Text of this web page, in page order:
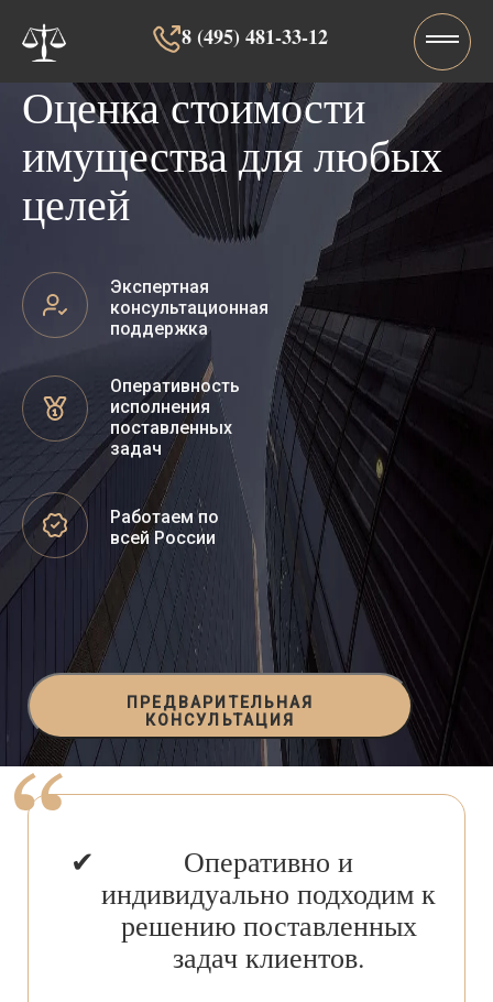
8 (495) 481-33-12‬‬
Оценка стоимости
имущества для любых
целей
Экспертная
консультационная
поддержка
Оперативность
исполнения
поставленных
задач
Работаем по
всей России
ПРЕДВАРИТЕЛЬНАЯ
КОНСУЛЬТАЦИЯ
Оперативно и
индивидуально подходим к
решению поставленных
задач клиентов.